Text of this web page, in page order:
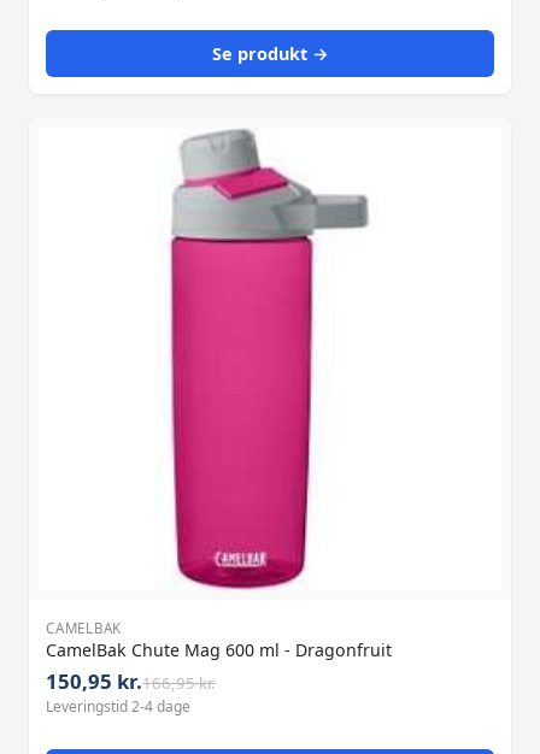
Se produkt →
CAMELBAK
CamelBak Chute Mag 600 ml - Dragonfruit
150,95 kr.166,95 kr.
Leveringstid 2-4 dage